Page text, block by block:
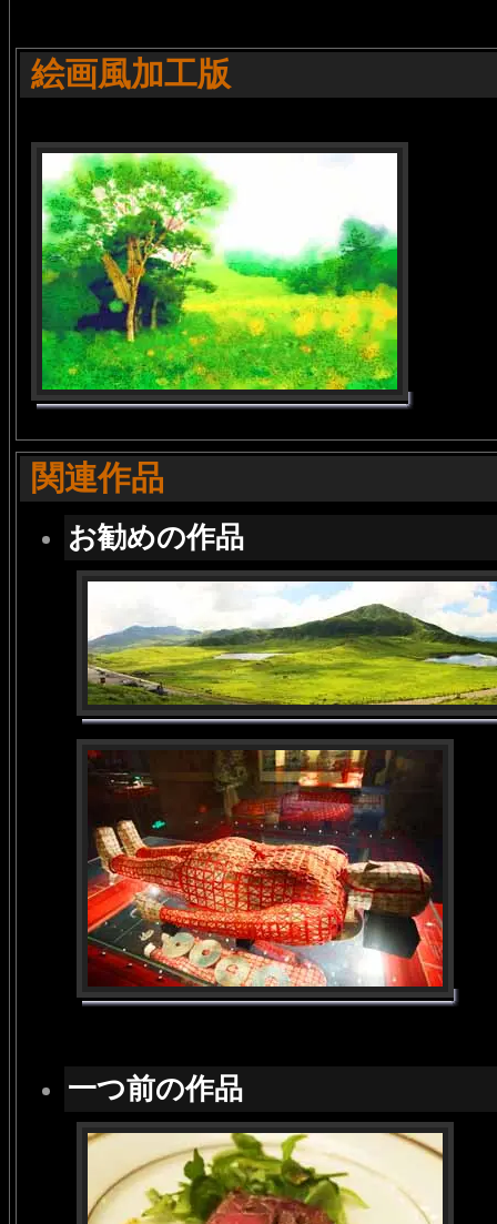
絵画風加工版
関連作品
お勧めの作品
一つ前の作品